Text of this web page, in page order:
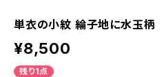
単衣の小紋 綸子地に水玉柄
¥8,500
残り1点